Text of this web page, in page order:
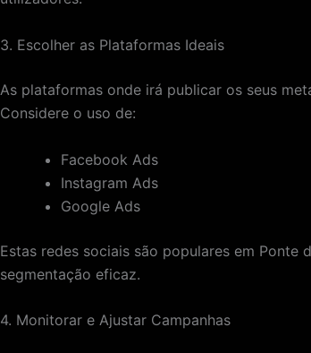
3. Escolher as Plataformas Ideais
As plataformas onde irá publicar os seus
Considere o uso de:
Facebook Ads
Instagram Ads
Google Ads
Estas redes sociais são populares em Ponte
segmentação eficaz.
4. Monitorar e Ajustar Campanhas